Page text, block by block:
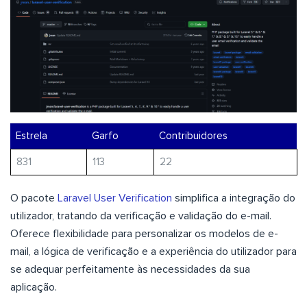
Estrela Garfo Contribuidores
831 113 22
O pacote Laravel User Verification simplifica a integração do
utilizador, tratando da verificação e validação do e-mail.
Oferece flexibilidade para personalizar os modelos de e-
mail, a lógica de verificação e a experiência do utilizador para
se adequar perfeitamente às necessidades da sua
aplicação.